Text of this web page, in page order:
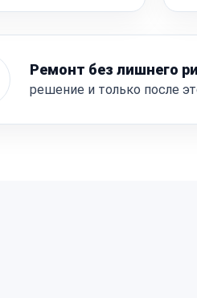
Ремонт без лишнего
решение и только после